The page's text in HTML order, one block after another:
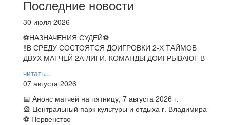
Последние новости
30 июля 2026
⚽НАЗНАЧЕНИЯ СУДЕЙ⚽
‼В СРЕДУ СОСТОЯТСЯ ДОИГРОВКИ 2-Х ТАЙМОВ
ДВУХ МАТЧЕЙ 2А ЛИГИ. КОМАНДЫ ДОИГРЫВАЮТ В
читать...
07 августа 2026
📅 Анонс матчей на пятницу, 7 августа 2026 г.
🎡 Центральный парк культуры и отдыха г. Владимира
⚽ Первенство